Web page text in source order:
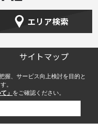
エリア検索
サイトマップ
握、サービス向上検討を目的と
。
」 をご確認ください。